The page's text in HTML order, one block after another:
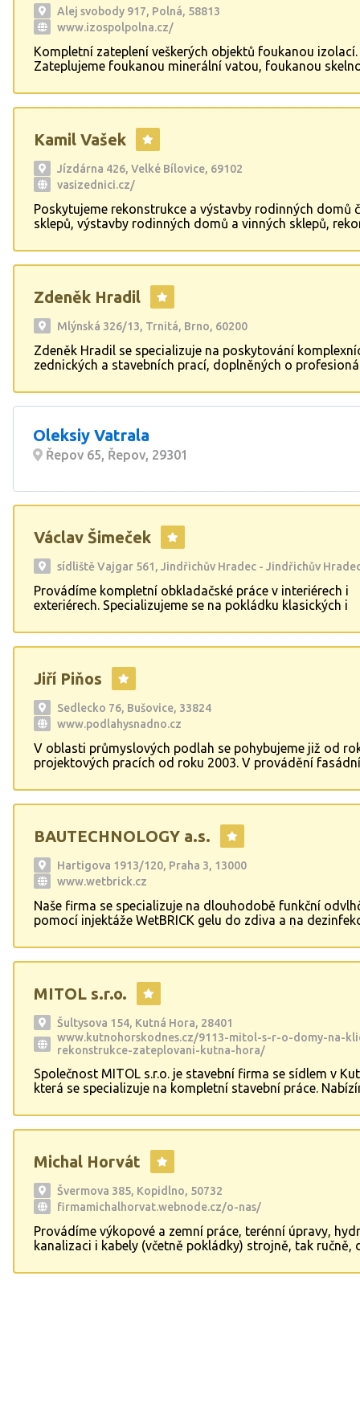
zahradních domků a stání pro auta, čímž přispívá k
estetice venkovních prostor.
Alej svobody 917, Polná, 58813
www.izospolpolna.cz/
Kompletní zateplení veškerých objektů foukanou izolací.
Zateplujeme foukanou minerální vatou, foukanou
výhradním dodavatelem kvalitní tuzemské foukané
„IZOSPOL Granulát“.
Kamil Vašek
Jízdárna 426, Velké Bílovice, 69102
vasizednici.cz/
Poskytujeme rekonstrukce a výstavby rodinných domů
sklepů, výstavby rodinných domů a vinných sklepů,
soklů (velký výběr barevných strukturových omítek),
dlažby koupelen, schodů omítky - jádrové, štukové,
Zdeněk Hradil
Mlýnská 326/13, Trnitá, Brno, 60200
Zdeněk Hradil se specializuje na poskytování
zednických a stavebních prací, doplněných o
pro jejich stavební projekty, ať už jde o menší opravy
rozsáhlé rekonstrukce. S důrazem na preciznost a
jim maximální spokojenost.
Oleksiy Vatrala
Řepov 65, Řepov, 29301
Václav Šimeček
sídliště Vajgar 561, Jindřichův Hradec - Jindřichův
Provádíme kompletní obkladačské práce v interiérech i
exteriérech. Specializujeme se na pokládku klasických i
Jiří Piňos
Sedlecko 76, Bušovice, 33824
www.podlahysnadno.cz
V oblasti průmyslových podlah se pohybujeme již od
projektových pracích od roku 2003. V provádění
jsou zúročeny více než 200.000 m2 již realizovaných
Vzhledem k velikosti firmy jsme schopni provádět
BAUTECHNOLOGY a.s.
Hartigova 1913/120, Praha 3, 13000
www.wetbrick.cz
Naše firma se specializuje na dlouhodobě funkční
pomocí injektáže WetBRICK gelu do zdiva a na
DOMY, RODINNÉ DOMY,HOSPODÁŘSKÉ
BUDOVY,CHALUPY,CHATY,FIREMNÍ OBJEKTY....
(kámen,cihla,ytong,porotherm,atd.), působí proti
vzlínáním od základů domu, z boku a dokonce i proti
vodě. ZÁRUKA 10 LET, prověřená funkčnost 30 let.
vzduchu, likvidace virů, bakterií, plísní.
MITOL s.r.o.
Šultysova 154, Kutná Hora, 28401
www.kutnohorskodnes.cz/9113-mitol-s-r-o-domy-na-
rekonstrukce-zateplovani-kutna-hora/
Společnost MITOL s.r.o. je stavební firma se sídlem v
která se specializuje na kompletní stavební práce.
sádrokartonů a výstavbu rodinných domů na klíč. Jsme
zajistit další práce dle domluvy s klientem a
Michal Horvát
Švermova 385, Kopidlno, 50732
firmamichalhorvat.webnode.cz/o-nas/
Provádíme výkopové a zemní práce, terénní úpravy,
kanalizaci i kabely (včetně pokládky) strojně, tak ručně,
betonu... Stavíme oplocení, ploty, opěrné zdi, základové